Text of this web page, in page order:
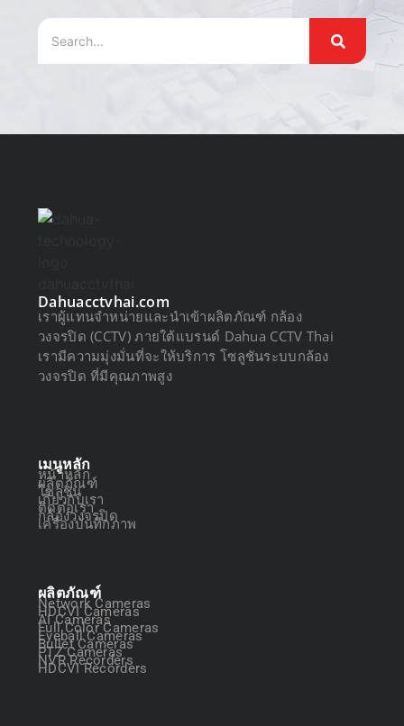
Dahuacctvhai.com
เราผู้แทนจำหน่ายและนำเข้าผลิตภัณฑ์ กล้อง
วงจรปิด (CCTV) ภายใต้แบรนด์ Dahua CCTV Thai
เรามีความมุ่งมั่นที่จะให้บริการ โซลูชันระบบกล้อง
วงจรปิด ที่มีคุณภาพสูง
เมนูหลัก
หน้าหลัก
ผลิตภัณฑ์
โซลูชัน
เกี่ยวกับเรา
ติดต่อเรา
กล้องวงจรปิด
เครื่องบันทึกภาพ
ผลิตภัณฑ์
Network Cameras
HDCVI Cameras
AI Cameras
Full Color Cameras
Eyeball Cameras
Bullet Cameras
PTZ Cameras
NVR Recorders
HDCVI Recorders